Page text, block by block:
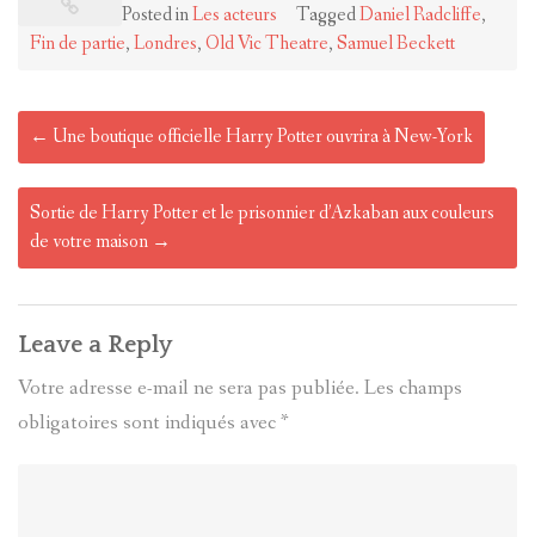
Posted inLes acteurs TaggedDaniel Radcliffe,
Fin de partie,Londres,Old Vic Theatre,Samuel Beckett
Post
navigation
← Une boutique officielle Harry Potter ouvrira à New-York
Sortie de Harry Potter et le prisonnier d’Azkaban aux couleurs
de votre maison →
Leave a Reply
Votre adresse e-mail ne sera pas publiée. Les champs
obligatoires sont indiqués avec*